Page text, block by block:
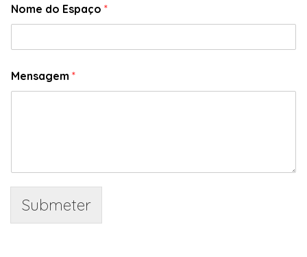
Nome do Espaço *
Mensagem *
Submeter